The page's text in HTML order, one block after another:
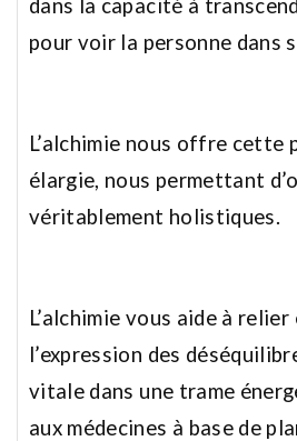
dans la capacité à
pour voir la personne dans
L’alchimie nous offre cette
élargie, nous permettant
véritablement holistiques.
L’alchimie vous aide à relier
l’expression des
vitale dans une trame
aux médecines à base de